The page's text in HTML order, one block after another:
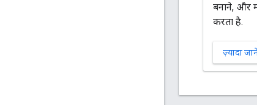
बनाने, और
करता है.
ज़्यादा